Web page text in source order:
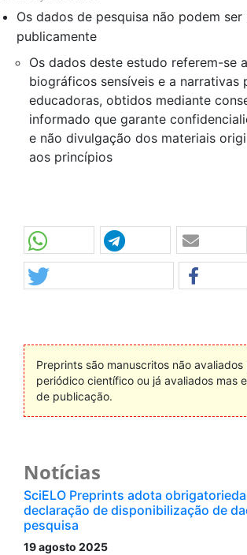
Os dados de pesquisa não podem
publicamente
Os dados deste estudo referem-se
biográficos sensíveis e a narrativas
educadoras, obtidos mediante
informado que garante
e não divulgação dos materiais
aos princípios
Preprints são manuscritos não avaliados
periódico científico ou já avaliados mas
de publicação.
Notícias
SciELO Preprints adota
declaração de disponibilização de
pesquisa
19 agosto 2025